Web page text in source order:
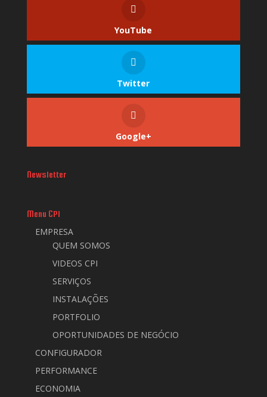
YouTube
Twitter
Google+
Newsletter
Menu CPI
EMPRESA
QUEM SOMOS
VIDEOS CPI
SERVIÇOS
INSTALAÇÕES
PORTFOLIO
OPORTUNIDADES DE NEGÓCIO
CONFIGURADOR
PERFORMANCE
ECONOMIA